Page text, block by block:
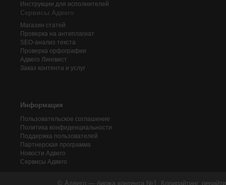
Инструкции для исполнителей
Сервисы Адвего
Магазин статей
Проверка на антиплагиат
SEO-анализ текста
Проверка орфографии
Адвего Лингвист
Заказ контента и услуг
Информация
Пользовательское соглашение
Политика конфиденциальности
Поддержка пользователей
Партнерская программа
Новости Адвего
Сервисы Адвего
© Адвего — биржа контента №1. Копирайтинг,